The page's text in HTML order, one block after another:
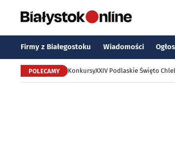
Firmy z Białegostoku Wiadomości
POLECAMY KonkursyXXIV Podlaskie Święto